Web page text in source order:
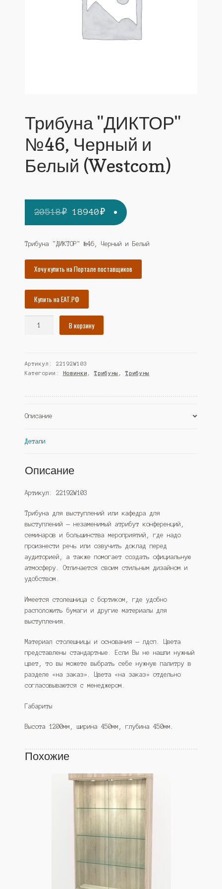
Трибуна "ДИКТОР"
№46, Черный и
Белый (Westcom)
20518₽ Первоначальная
цена
составляла
20518₽.
18940₽Текущая
цена:
18940₽.
Трибуна "ДИКТОР" №46, Черный и Белый
Хочу купить на Портале поставщиков
Купить на ЕАТ.РФ
№46,
Черный
Белый
В корзину
Артикул: 22192W103
Категории: Новинки ,Трибуны ,Трибуны
Описание
Детали
Описание
Артикул: 22192W103
Трибуна для выступлений или кафедра для
выступлений — незаменимый атрибут конференций,
семинаров и большинства мероприятий, где надо
произнести речь или озвучить доклад перед
аудиторией, а также помогает создать официальную
атмосферу. Отличается своим стильным дизайном и
удобством.
Имеется столешница с бортиком, где удобно
расположить бумаги и другие материалы для
выступления.
Материал столешницы и основания — лдсп. Цвета
представлены стандартные. Если Вы не нашли нужный
цвет, то вы можете выбрать себе нужную палитру в
разделе «на заказ». Цвета «на заказ» отдельно
согласовываются с менеджером.
Габариты
Высота 1200мм, ширина 450мм, глубина 450мм.
Похожие